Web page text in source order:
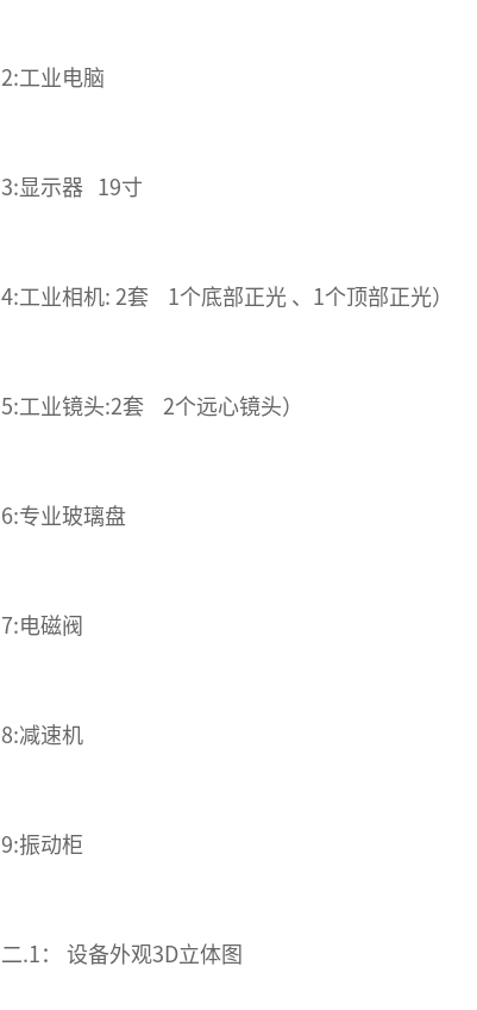
2:工业电脑
3:显示器 19寸
4:工业相机: 2套 1个底部正光 、1个顶部正光）
5:工业镜头:2套 2个远心镜头）
6:专业玻璃盘
7:电磁阀
8:减速机
9:振动柜
二.1： 设备外观3D立体图